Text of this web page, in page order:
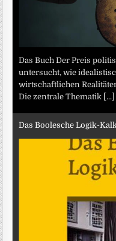
Das Buch Der Preis
untersucht, wie
wirtschaftlichen
Die zentrale Thematik [...]
Das Boolesche Logik-